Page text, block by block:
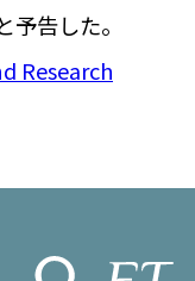
予告した。
Research